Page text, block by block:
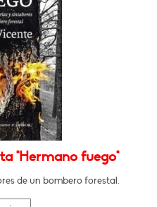
"Hermano fuego"
de un bombero forestal.